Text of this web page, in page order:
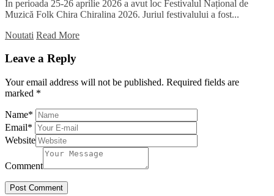
În perioada 25-26 aprilie 2026 a avut loc Festivalul Național de
Muzică Folk Chira Chiralina 2026. Juriul festivalului a fost...
Noutati Read More
Leave a Reply
Your email address will not be published. Required fields are
marked *
Name*
Email*
Website
Comment